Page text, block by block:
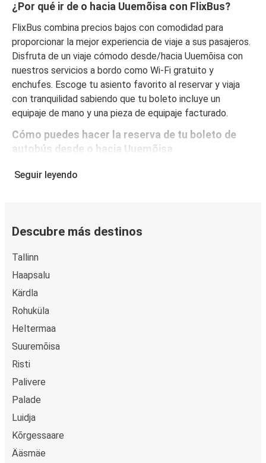
¿Por qué ir de o hacia Uuemõisa con FlixBus?
FlixBus combina precios bajos con comodidad para
proporcionar la mejor experiencia de viaje a sus pasajeros.
Disfruta de un viaje cómodo desde/hacia Uuemõisa con
nuestros servicios a bordo como Wi-Fi gratuito y
enchufes. Escoge tu asiento favorito al reservar y viaja
con tranquilidad sabiendo que tu boleto incluye un
equipaje de mano y una pieza de equipaje facturado.
Cómo puedes hacer la reserva de tu boleto de
autobús desde o hacia Uuemõisa
Reservar un boleto con FlixBus es muy sencillo: en este
entre diferentes formas de pago seguras online, como
es posible pagar en efectivo a bordo o en un punto de
venta.
Seguir leyendo
Descubre más destinos
Tallinn
Haapsalu
Kärdla
Rohuküla
Heltermaa
Suuremõisa
Risti
Palivere
Palade
Luidja
Kõrgessaare
Ääsmäe